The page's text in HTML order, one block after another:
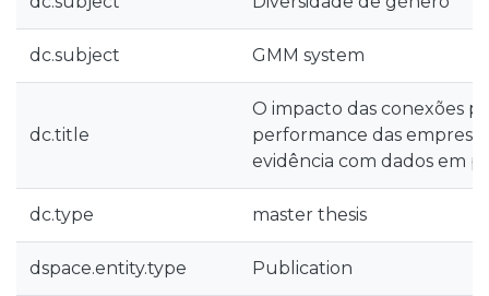
dc.subject GMM system
dc.title
O impacto das conexões
performance das
evidência com dados em
dc.type master thesis
dspace.entity.type Publication